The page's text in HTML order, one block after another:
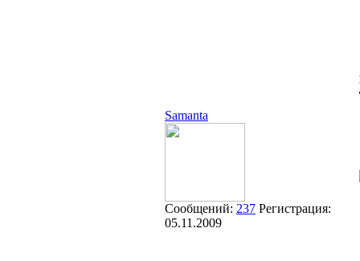
Samanta
Сообщений: 237 Регистрация:
05.11.2009